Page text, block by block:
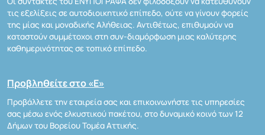
τις εξελίξεις σε αυτοδιοικητικό επίπεδο, ούτε να γίνουν φορείς
της μίας και μοναδικής Αλήθειας. Αντιθέτως, επιθυμούν να
καταστούν συμμέτοχοι στη συν-διαμόρφωση μιας καλύτερης
καθημερινότητας σε τοπικό επίπεδο.
Προβληθείτε στο «Ε»
Προβάλλετε την εταιρεία σας και επικοινωνήστε τις υπηρεσίες
σας μέσω ενός ελκυστικού πακέτου, στο δυναμικό κοινό των 12
Δήμων του Βορείου Τομέα Αττικής.